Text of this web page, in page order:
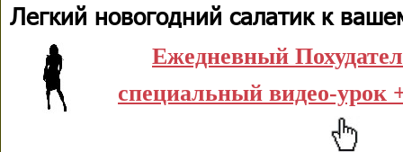
Легкий новогодний салатик к
Ежедневный
специальный видео-урок